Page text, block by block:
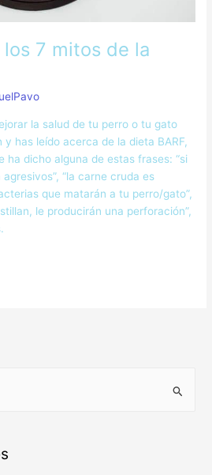
7 mitos de la
la salud de tu perro o tu gato
has leído acerca de la dieta BARF,
ha dicho alguna de estas frases: “si
“la carne cruda es
que matarán a tu perro/gato”,
le producirán una perforación”,